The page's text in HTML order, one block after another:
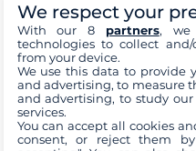
We respect your
With our 8 partners, we
technologies to collect
from your device.
We use this data to provide
and advertising, to measure
and advertising, to study
services.
You can accept all cookies
consent, or reject them